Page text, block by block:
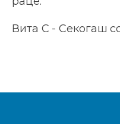
Вита С - Секогаш